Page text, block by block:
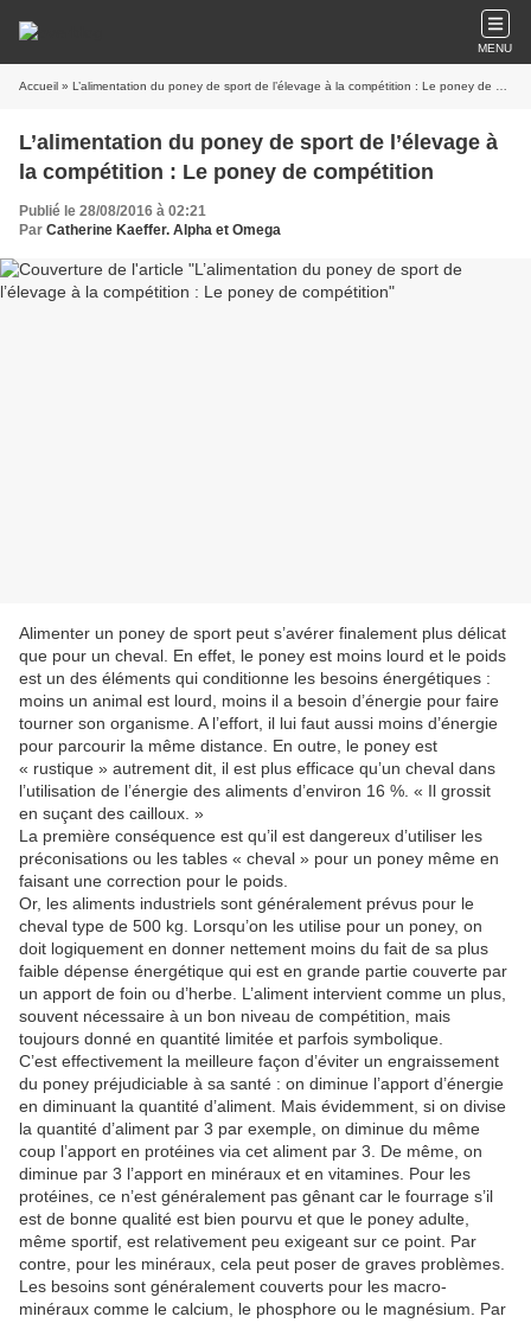
MENU
Accueil » L’alimentation du poney de sport de l’élevage à la compétition : Le poney de compétition
L’alimentation du poney de sport de l’élevage à
la compétition : Le poney de compétition
Publié le 28/08/2016 à 02:21
Par Catherine Kaeffer. Alpha et Omega
Alimenter un poney de sport peut s’avérer finalement plus délicat
que pour un cheval. En effet, le poney est moins lourd et le poids
est un des éléments qui conditionne les besoins énergétiques :
moins un animal est lourd, moins il a besoin d’énergie pour faire
tourner son organisme. A l’effort, il lui faut aussi moins d’énergie
pour parcourir la même distance. En outre, le poney est
« rustique » autrement dit, il est plus efficace qu’un cheval dans
l’utilisation de l’énergie des aliments d’environ 16 %. « Il grossit
en suçant des cailloux. »
La première conséquence est qu’il est dangereux d’utiliser les
préconisations ou les tables « cheval » pour un poney même en
faisant une correction pour le poids.
Or, les aliments industriels sont généralement prévus pour le
cheval type de 500 kg. Lorsqu’on les utilise pour un poney, on
doit logiquement en donner nettement moins du fait de sa plus
faible dépense énergétique qui est en grande partie couverte par
un apport de foin ou d’herbe. L’aliment intervient comme un plus,
souvent nécessaire à un bon niveau de compétition, mais
toujours donné en quantité limitée et parfois symbolique.
C’est effectivement la meilleure façon d’éviter un engraissement
du poney préjudiciable à sa santé : on diminue l’apport d’énergie
en diminuant la quantité d’aliment. Mais évidemment, si on divise
la quantité d’aliment par 3 par exemple, on diminue du même
coup l’apport en protéines via cet aliment par 3. De même, on
diminue par 3 l’apport en minéraux et en vitamines. Pour les
protéines, ce n’est généralement pas gênant car le fourrage s’il
est de bonne qualité est bien pourvu et que le poney adulte,
même sportif, est relativement peu exigeant sur ce point. Par
contre, pour les minéraux, cela peut poser de graves problèmes.
Les besoins sont généralement couverts pour les macro-
minéraux comme le calcium, le phosphore ou le magnésium. Par